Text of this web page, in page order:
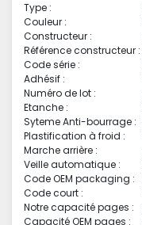
Type :
Couleur :
Constructeur :
Référence constructeur :
Code série :
Adhésif :
Numéro de lot :
Etanche :
Syteme Anti-bourrage :
Plastification à froid :
Marche arrière :
Veille automatique :
Code OEM packaging :
Code court :
Notre capacité pages :
Capacité OEM pages :